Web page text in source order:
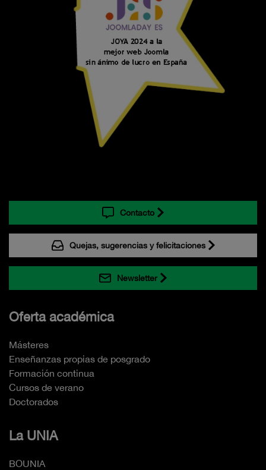
Contacto
Quejas, sugerencias y felicitaciones
Newsletter
Oferta académica
Másteres
Enseñanzas propias de posgrado
Formación continua
Cursos de verano
Doctorados
La UNIA
BOUNIA